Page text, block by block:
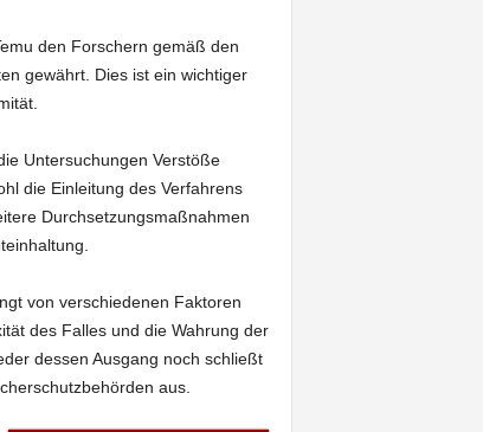
den Forschern gemäß den
gewährt. Dies ist ein wichtiger
Untersuchungen Verstöße
die Einleitung des Verfahrens
Durchsetzungsmaßnahmen
von verschiedenen Faktoren
des Falles und die Wahrung der
dessen Ausgang noch schließt
aus.